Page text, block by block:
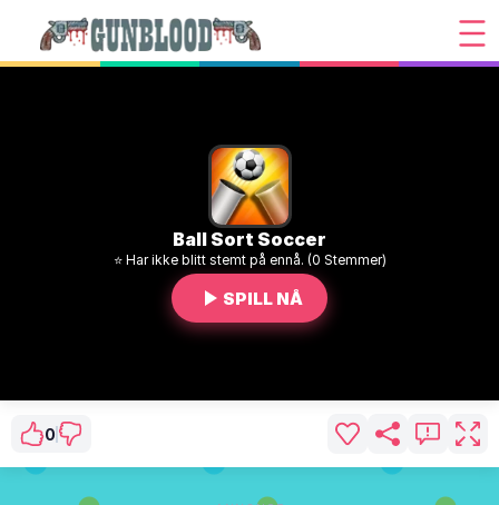
Ball Sort Soccer
⭐ Har ikke blitt stemt på ennå. (0 Stemmer)
SPILL NÅ
0